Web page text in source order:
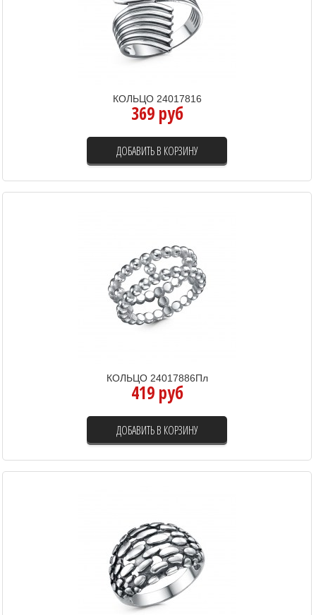
КОЛЬЦО 24017816
369 руб
ДОБАВИТЬ В КОРЗИНУ
КОЛЬЦО 24017886Пл
419 руб
ДОБАВИТЬ В КОРЗИНУ